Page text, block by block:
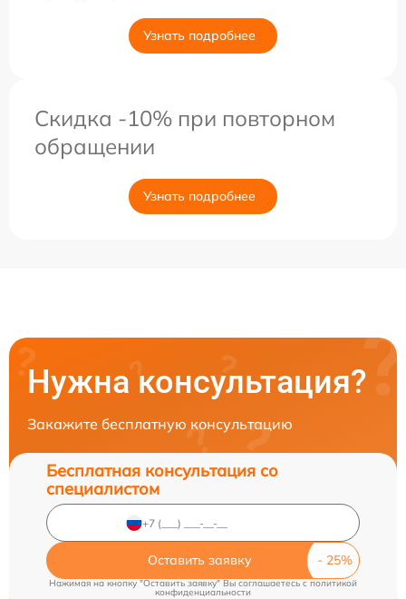
Узнать подробнее
Скидка -10% при повторном
обращении
Узнать подробнее
Нужна консультация?
Закажите бесплатную консультацию
Бесплатная консультация со
специалистом
Оставить заявку
Нажимая на кнопку "Оставить заявку" Вы соглашаетесь cполитикой
конфиденциальности